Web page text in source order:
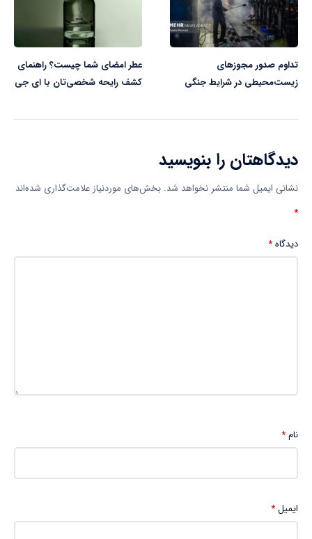
تداوم صدور مجوزهای
زیست‌محیطی در شرایط جنگی
عطر امضای شما چیست؟ راهنمای
کشف رایحه شخصی‌تان با ای جی
دیدگاهتان را بنویسید
نشانی ایمیل شما منتشر نخواهد شد. بخش‌های موردنیاز علامت‌گذاری شده‌اند
*
دیدگاه*
نام*
ایمیل*